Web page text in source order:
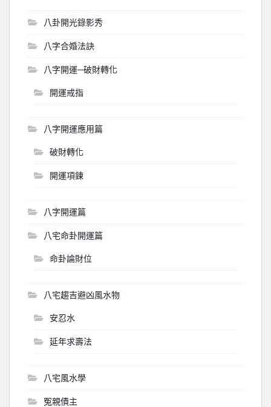
八卦開光錄影秀
八字合婚法訣
八字開運─破財轉化
開運戒指
八字開運應用篇
破財轉化
開運項鍊
八字開運篇
八宅命卦開運篇
命卦論財位
八宅趨吉避凶風水物
安忍水
延年求壽法
八宅風水學
冤親債主